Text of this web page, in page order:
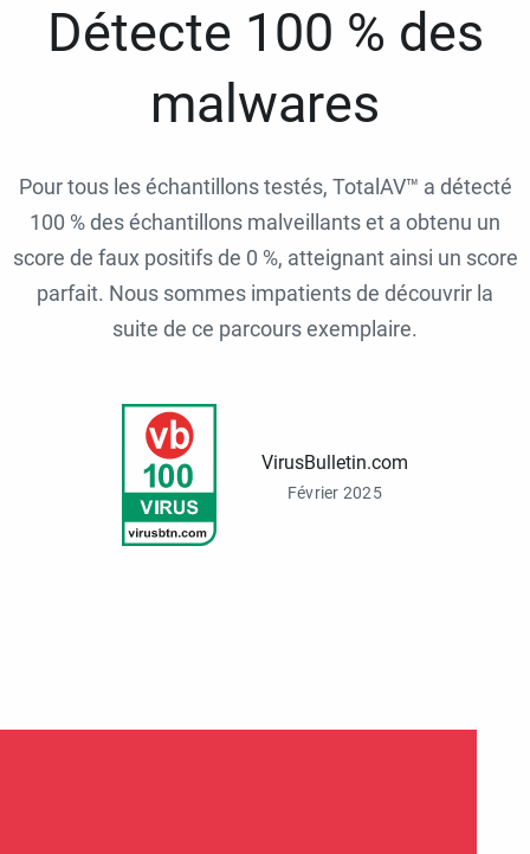
Détecte 100 % des
malwares
Pour tous les échantillons testés, TotalAV™ a détecté
100 % des échantillons malveillants et a obtenu un
score de faux positifs de 0 %, atteignant ainsi un score
parfait. Nous sommes impatients de découvrir la
suite de ce parcours exemplaire.
VirusBulletin.com
Février 2025